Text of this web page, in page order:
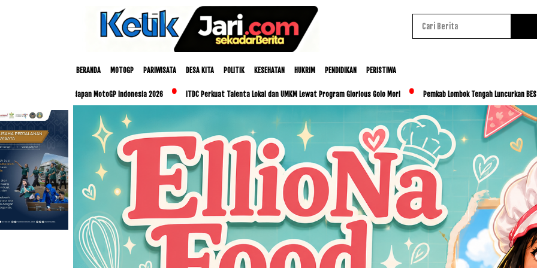
BERANDA MOTOGP PARIWISATA DESA KITA POLITIK KESEHATAN HUKRIM PENDIDIKAN PERISTIWA
MotoGP Indonesia 2026 ITDC Perkuat Talenta Lokal dan UMKM Lewat Program Glorious Golo Mori Pemkab Lombok Tengah Luncurkan BESTI, Libatkan